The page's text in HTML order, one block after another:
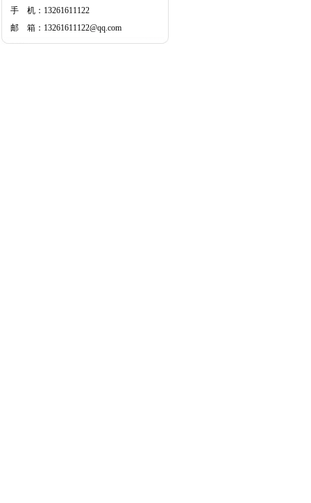
手 机：13261611122
邮 箱：13261611122@qq.com